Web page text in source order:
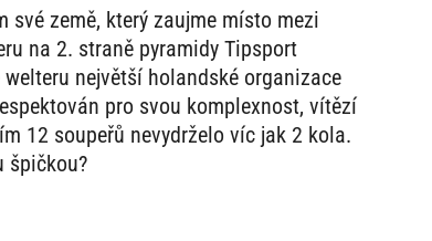
své země, který zaujme místo mezi
na 2. straně pyramidy Tipsport
welteru největší holandské organizace
pro svou komplexnost, vítězí
12 soupeřů nevydrželo víc jak 2 kola.
špičkou?